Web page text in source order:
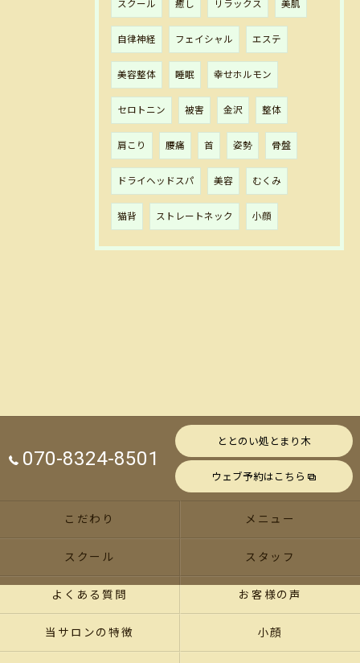
スクール 癒し リラックス 美肌
自律神経 フェイシャル エステ
美容整体 睡眠 幸せホルモン
セロトニン 被害 金沢 整体
肩こり 腰痛 首 姿勢 骨盤
ドライヘッドスパ 美容 むくみ
猫背 ストレートネック 小顔
070-8324-8501
ととのい処とまり木
ウェブ予約はこちら
こだわり メニュー
スクール スタッフ
よくある質問 お客様の声
当サロンの特徴 小顔